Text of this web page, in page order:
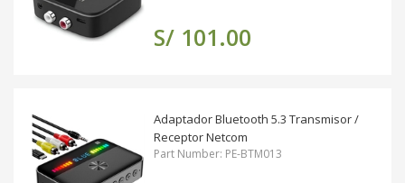
S/ 101.00
Adaptador Bluetooth 5.3 Transmisor /
Receptor Netcom
Part Number: PE-BTM013